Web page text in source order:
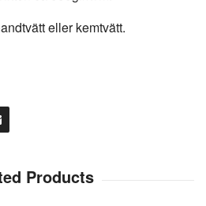
eller kemtvätt.